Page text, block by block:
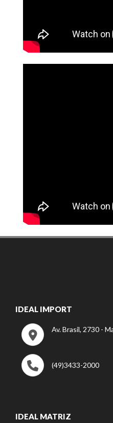
IDEAL IMPORT
Av. Brasil, 2730 -
(49)3433-2000
IDEAL MATRIZ